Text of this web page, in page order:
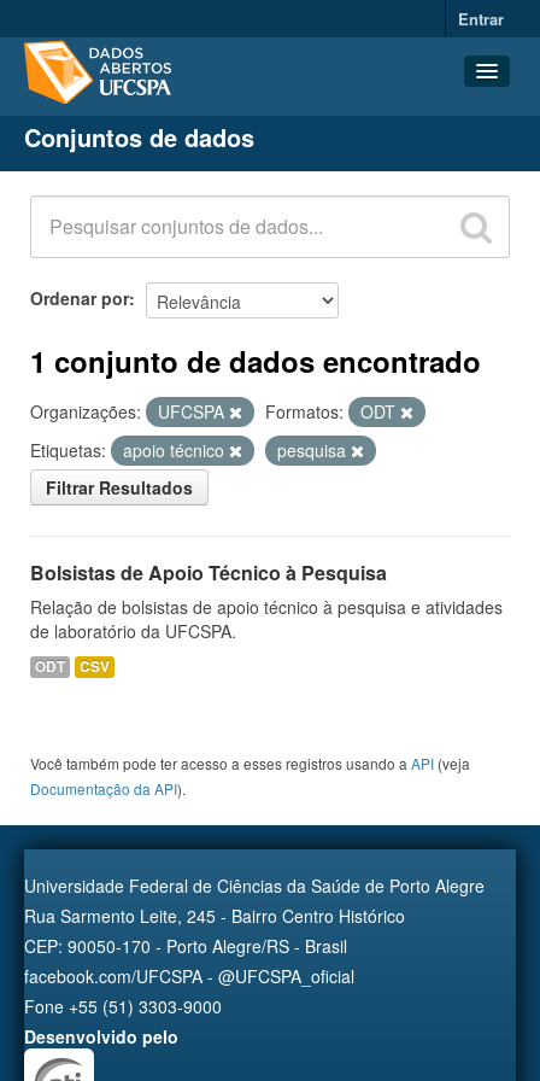
Entrar
Conjuntos de dados
Organizações
Grupos
Sobre
Conjuntos de dados
Ordenar por
1 conjunto de dados encontrado
Organizações: UFCSPA Formatos:
ODT
Etiquetas:
apoio técnico
pesquisa
Filtrar Resultados
Bolsistas de Apoio Técnico à Pesquisa
Relação de bolsistas de apoio técnico à pesquisa e atividades
de laboratório da UFCSPA.
ODT CSV
Você também pode ter acesso a esses registros usando a API (veja
Documentação da API).
Universidade Federal de Ciências da Saúde de Porto Alegre
Rua Sarmento Leite, 245 - Bairro Centro Histórico
CEP: 90050-170 - Porto Alegre/RS - Brasil
facebook.com/UFCSPA - @UFCSPA_oficial
Fone +55 (51) 3303-9000
Desenvolvido pelo